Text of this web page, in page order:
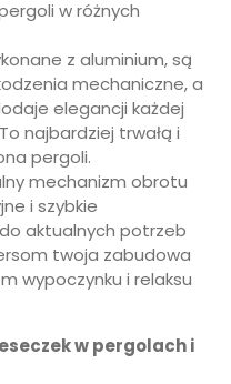
w różnych
z aluminium, są
mechaniczne, a
elegancji każdej
najbardziej trwałą i
pergoli.
mechanizm obrotu
i szybkie
aktualnych potrzeb
twoja zabudowa
wypoczynku i relaksu
w pergolach i